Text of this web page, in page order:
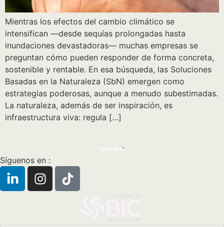
Mientras los efectos del cambio climático se
intensifican —desde sequías prolongadas hasta
inundaciones devastadoras— muchas empresas se
preguntan cómo pueden responder de forma concreta,
sostenible y rentable. En esa búsqueda, las Soluciones
Basadas en la Naturaleza (SbN) emergen como
estrategias poderosas, aunque a menudo subestimadas.
La naturaleza, además de ser inspiración, es
infraestructura viva: regula […]
Síguenos en :